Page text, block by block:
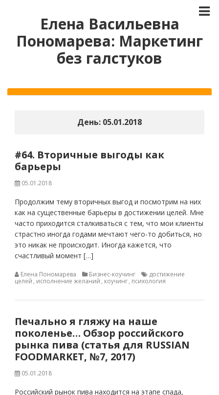
Елена Васильевна
Пономарева: Маркетинг
без галстуков
День: 05.01.2018
#64. Вторичные выгоды как
барьеры
05.01.2018
Продолжим тему вторичных выгод и посмотрим на них
как на существенные барьеры в достижении целей. Мне
часто приходится сталкиваться с тем, что мои клиенты
страстно иногда годами мечтают чего-то добиться, но
это никак не происходит. Иногда кажется, что
счастливый момент […]
Елена Пономарева Бизнес-коучинг
достижение
целей , исполнение желаний , коучинг, психология
Печально я гляжу на наше
поколенье… Обзор российского
рынка пива (статья для RUSSIAN
FOODMARKET, №7, 2017)
05.01.2018
Российский рынок пива находится на этапе спада,